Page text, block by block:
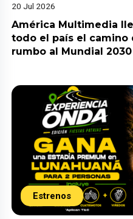
20 Jul 2026
América Multimedia
todo el país el camino
rumbo al Mundial 2030
Estrenos